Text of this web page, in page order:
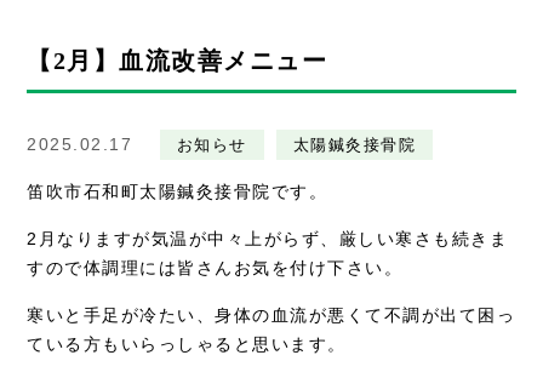
在宅部門事務所
お知らせ
採用情報
【2月】血流改善メニュー
2025.02.17 お知らせ 太陽鍼灸接骨院
笛吹市石和町太陽鍼灸接骨院です。
2月なりますが気温が中々上がらず、厳しい寒さも続きま
すので体調理には皆さんお気を付け下さい。
寒いと手足が冷たい、身体の血流が悪くて不調が出て困っ
ている方もいらっしゃると思います。